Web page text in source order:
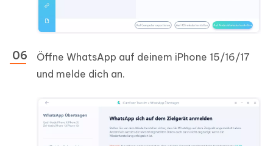
Öffne WhatsApp auf deinem iPhone 15/16/17
und melde dich an.